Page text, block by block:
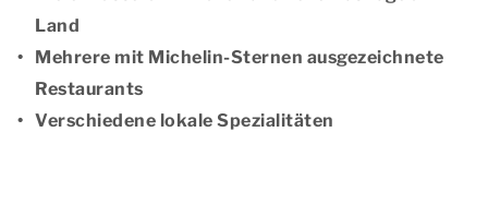
Land
Mehrere mit Michelin-Sternen ausgezeichnete
Restaurants
Verschiedene lokale Spezialitäten